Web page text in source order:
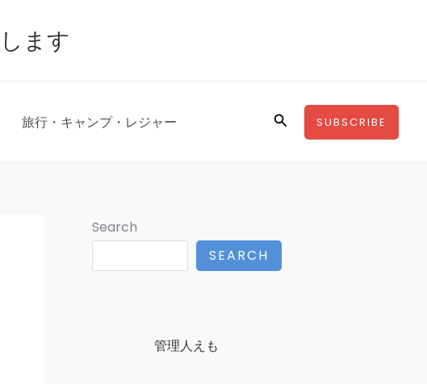
ます
旅行・キャンプ・レジャー SearchSUBSCRIBE
Search
SEARCH
管理人えも